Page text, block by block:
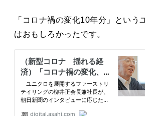
お知らせ
アクセス
「コロナ禍の変化10年分」という
はおもしろかったです。